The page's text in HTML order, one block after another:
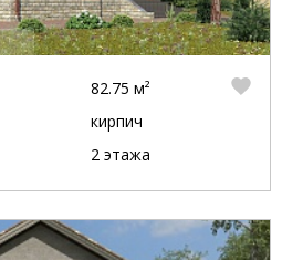
82.75 м²
кирпич
2 этажа